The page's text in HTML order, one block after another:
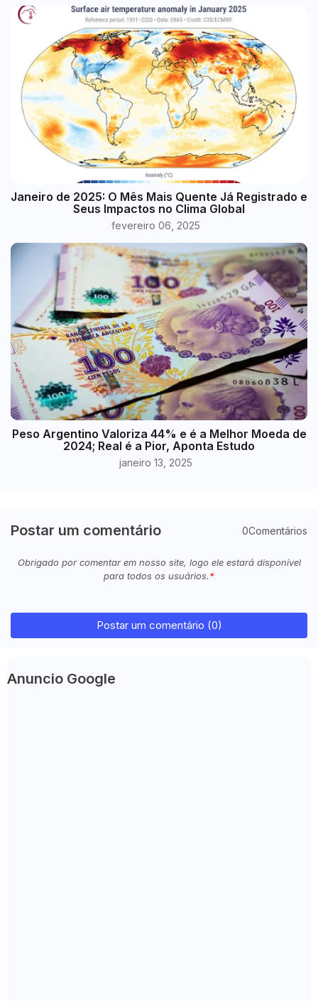
Janeiro de 2025: O Mês Mais Quente Já Registrado e
Seus Impactos no Clima Global
fevereiro 06, 2025
Peso Argentino Valoriza 44% e é a Melhor Moeda de
2024; Real é a Pior, Aponta Estudo
janeiro 13, 2025
Postar um comentário 0Comentários
Obrigado por comentar em nosso site, logo ele estará disponível
para todos os usuários.
Postar um comentário (0)
Anuncio Google